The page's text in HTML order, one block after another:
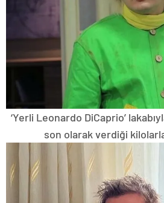
‘Yerli Leonardo DiCaprio’
son olarak verdiği